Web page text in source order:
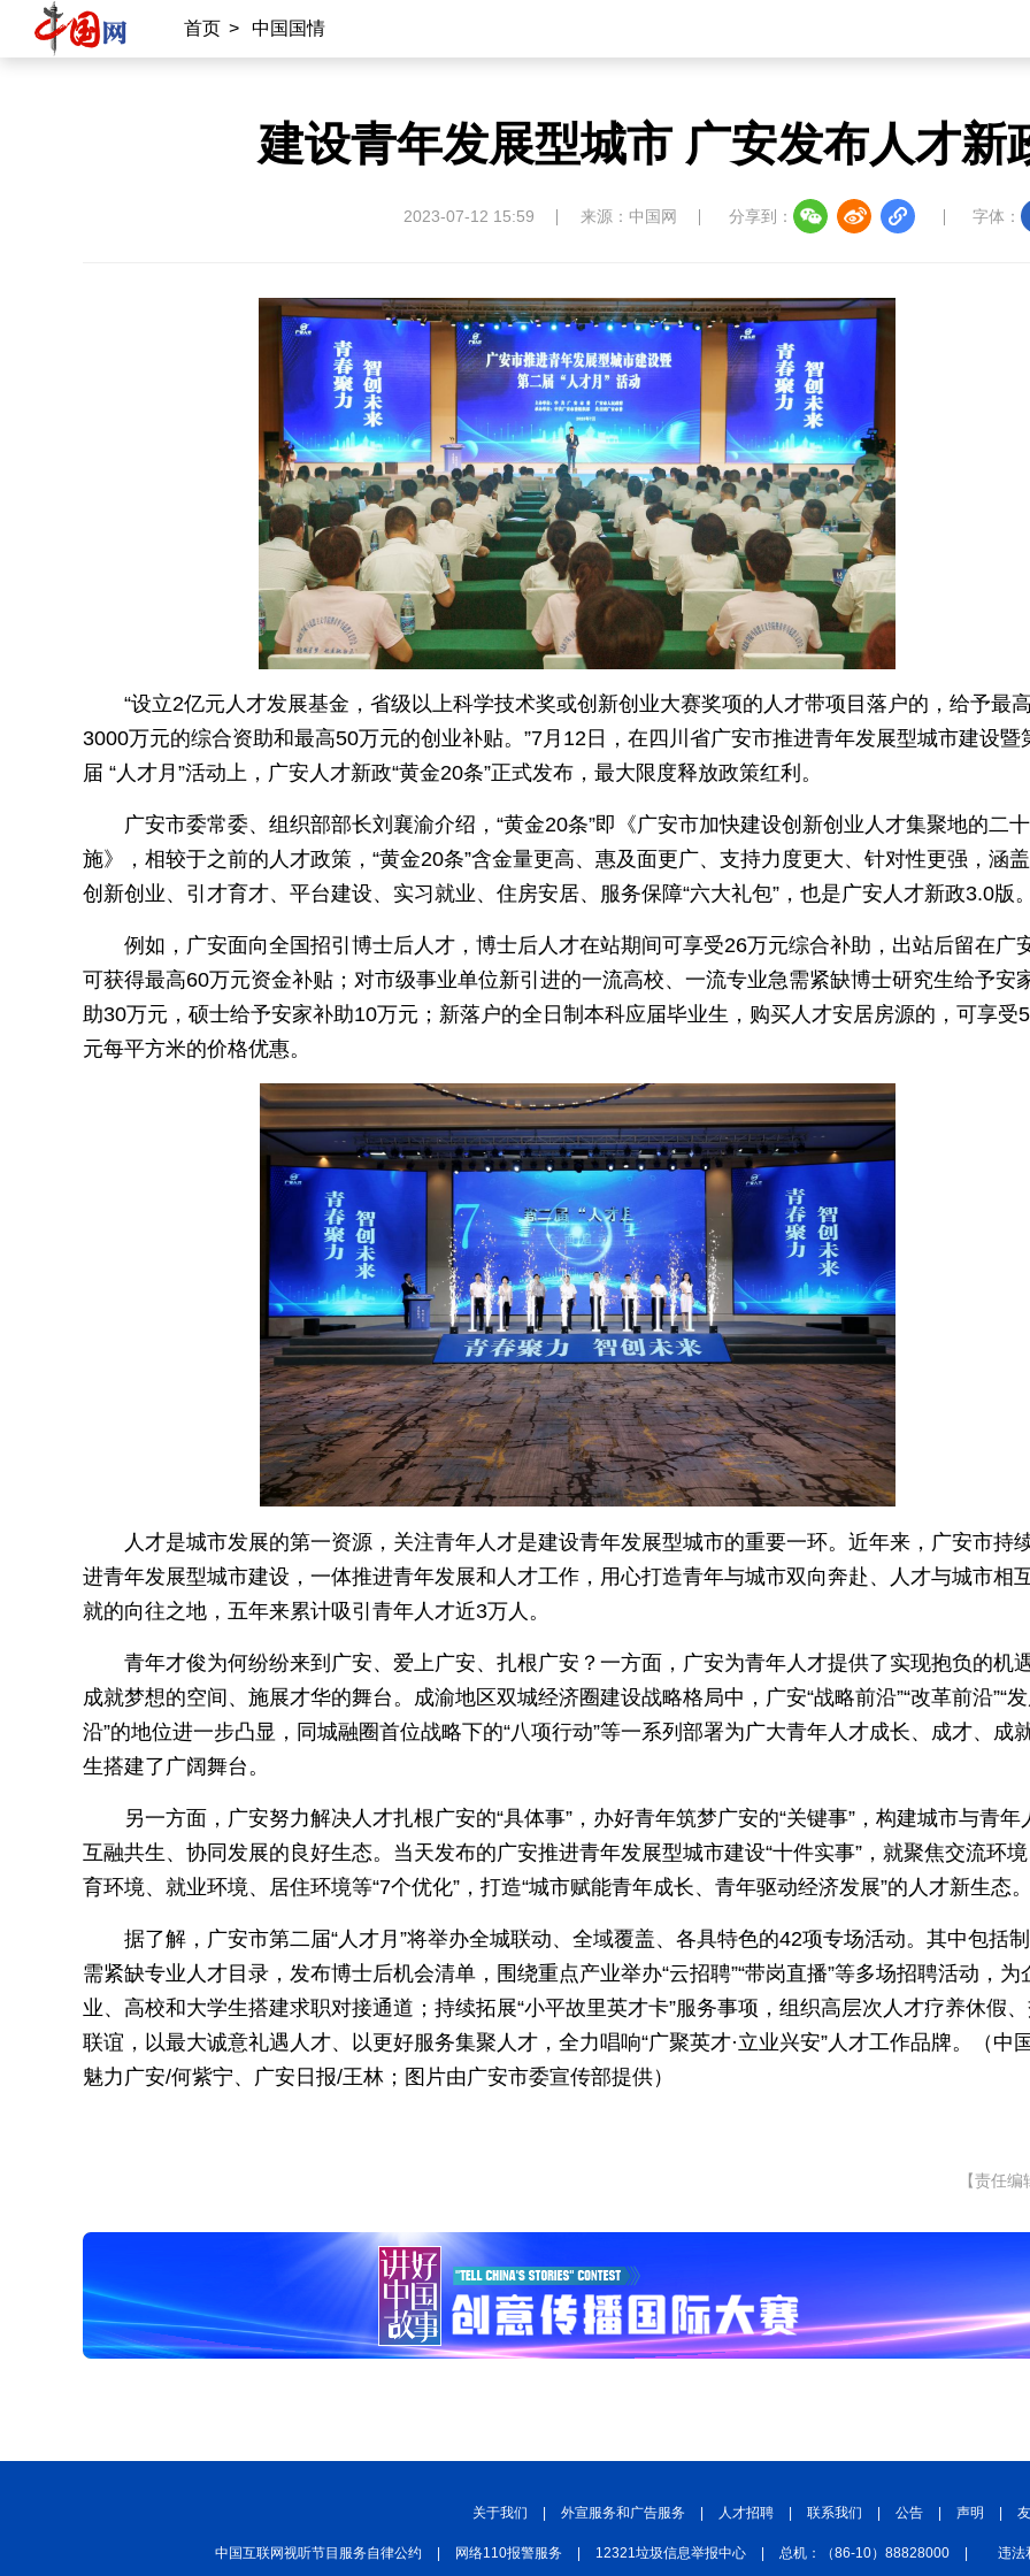
首页 > 中国国情
建设青年发展型城市 广安发布人才新
2023-07-12 15:59 来源：中国网 分享到： 字体：
“设立2亿元人才发展基金，省级以上科学技术奖或创新创业大赛奖项的人才带项目落户的，给予最
3000万元的综合资助和最高50万元的创业补贴。”7月12日，在四川省广安市推进青年发展型城市建设暨
届 “人才月”活动上，广安人才新政“黄金20条”正式发布，最大限度释放政策红利。
广安市委常委、组织部部长刘襄渝介绍，“黄金20条”即《广安市加快建设创新创业人才集聚地的二
施》，相较于之前的人才政策，“黄金20条”含金量更高、惠及面更广、支持力度更大、针对性更强，涵
创新创业、引才育才、平台建设、实习就业、住房安居、服务保障“六大礼包”，也是广安人才新政3.0版
例如，广安面向全国招引博士后人才，博士后人才在站期间可享受26万元综合补助，出站后留在广
可获得最高60万元资金补贴；对市级事业单位新引进的一流高校、一流专业急需紧缺博士研究生给予安
助30万元，硕士给予安家补助10万元；新落户的全日制本科应届毕业生，购买人才安居房源的，可享受
元每平方米的价格优惠。
人才是城市发展的第一资源，关注青年人才是建设青年发展型城市的重要一环。近年来，广安市持
进青年发展型城市建设，一体推进青年发展和人才工作，用心打造青年与城市双向奔赴、人才与城市相
就的向往之地，五年来累计吸引青年人才近3万人。
青年才俊为何纷纷来到广安、爱上广安、扎根广安？一方面，广安为青年人才提供了实现抱负的机
成就梦想的空间、施展才华的舞台。成渝地区双城经济圈建设战略格局中，广安“战略前沿”“改革前沿”“
沿”的地位进一步凸显，同城融圈首位战略下的“八项行动”等一系列部署为广大青年人才成长、成才、成
生搭建了广阔舞台。
另一方面，广安努力解决人才扎根广安的“具体事”，办好青年筑梦广安的“关键事”，构建城市与青年
互融共生、协同发展的良好生态。当天发布的广安推进青年发展型城市建设“十件实事”，就聚焦交流环
育环境、就业环境、居住环境等“7个优化”，打造“城市赋能青年成长、青年驱动经济发展”的人才新生态
据了解，广安市第二届“人才月”将举办全城联动、全域覆盖、各具特色的42项专场活动。其中包括
需紧缺专业人才目录，发布博士后机会清单，围绕重点产业举办“云招聘”“带岗直播”等多场招聘活动，为
业、高校和大学生搭建求职对接通道；持续拓展“小平故里英才卡”服务事项，组织高层次人才疗养休假
联谊，以最大诚意礼遇人才、以更好服务集聚人才，全力唱响“广聚英才·立业兴安”人才工作品牌。（中
魅力广安/何紫宁、广安日报/王林；图片由广安市委宣传部提供）
【责任
关于我们 外宣服务和广告服务 人才招聘 联系我们 公告 声明
中国互联网视听节目服务自律公约 网络110报警服务 12321垃圾信息举报中心 总机：（86-10）88828000 违法